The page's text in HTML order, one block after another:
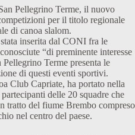
Pellegrino Terme, il nuovo
per il titolo regionale
di canoa slalom.
inserita dal CONI fra le
“di preminente interesse
Pellegrino Terme presenta le
di questi eventi sportivi.
Club Capriate, ha portato nella
delle 20 squadre che
tratto del fiume Brembo compreso
nel centro del paese.